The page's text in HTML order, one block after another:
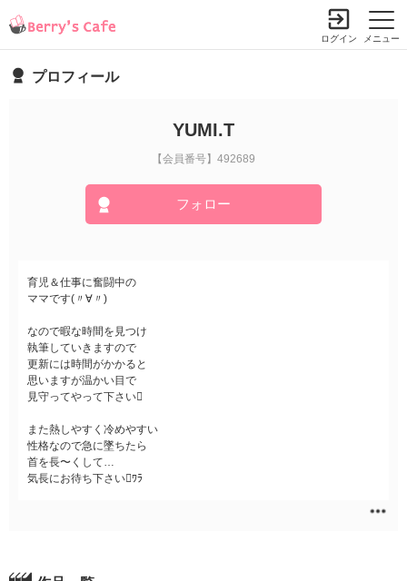
メニュー
ログイン
プロフィール
YUMI.T
【会員番号】492689
フォロー
育児＆仕事に奮闘中の
ママです(〃∀〃)
なので暇な時間を見つけ
執筆していきますので
更新には時間がかかると
思いますが温かい目で
見守ってやって下さい
また熱しやすく冷めやすい
性格なので急に墜ちたら
首を長〜くして…
気長にお待ち下さいﾜﾗ